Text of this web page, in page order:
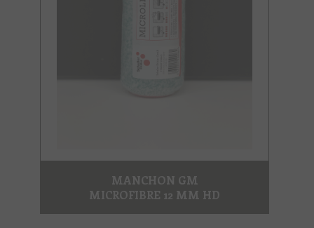
MANCHON GM
MICROFIBRE 12 MM HD